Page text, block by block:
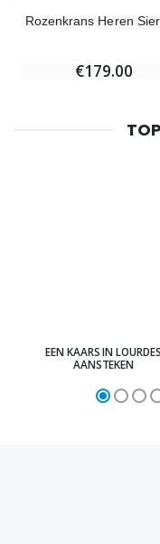
Rozenkrans Heren
€179.00
EEN KAARS IN LOURDES
AANSTEKEN